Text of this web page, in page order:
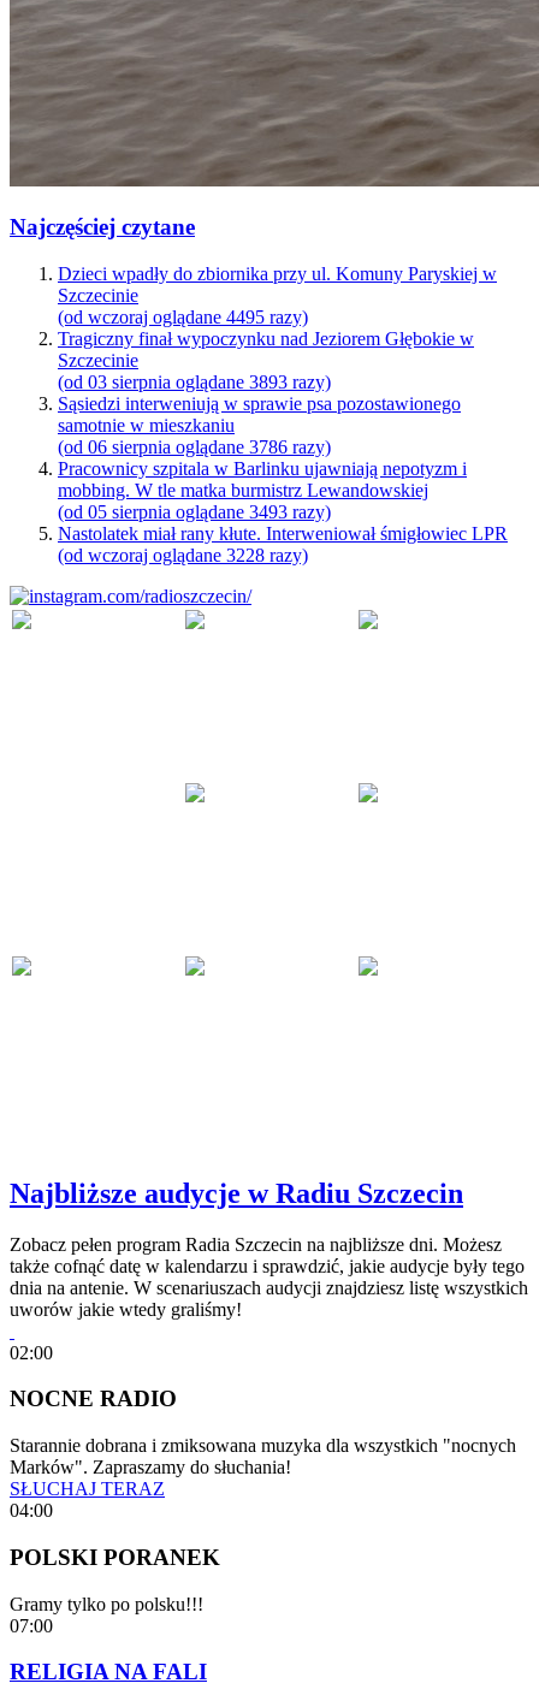
Najczęściej czytane
Dzieci wpadły do zbiornika przy ul. Komuny Paryskiej w
Szczecinie
(od wczoraj oglądane 4495 razy)
Tragiczny finał wypoczynku nad Jeziorem Głębokie w
Szczecinie
(od 03 sierpnia oglądane 3893 razy)
Sąsiedzi interweniują w sprawie psa pozostawionego
samotnie w mieszkaniu
(od 06 sierpnia oglądane 3786 razy)
Pracownicy szpitala w Barlinku ujawniają nepotyzm i
mobbing. W tle matka burmistrz Lewandowskiej
(od 05 sierpnia oglądane 3493 razy)
Nastolatek miał rany kłute. Interweniował śmigłowiec LPR
(od wczoraj oglądane 3228 razy)
Najbliższe audycje w Radiu Szczecin
Zobacz pełen program Radia Szczecin na najbliższe dni. Możesz
także cofnąć datę w kalendarzu i sprawdzić, jakie audycje były tego
dnia na antenie. W scenariuszach audycji znajdziesz listę wszystkich
uworów jakie wtedy graliśmy!
02:00
NOCNE RADIO
Starannie dobrana i zmiksowana muzyka dla wszystkich "nocnych
Marków". Zapraszamy do słuchania!
SŁUCHAJ TERAZ
04:00
POLSKI PORANEK
Gramy tylko po polsku!!!
07:00
RELIGIA NA FALI